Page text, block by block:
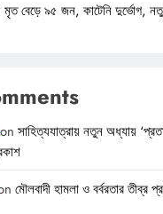
বেড়ে ৯৫ জন, কাটেনি দুর্ভোগ,
on সাহিত্যযাত্রায় নতুন অধ্যায়
মৌলবাদী হামলা ও বর্বরতার তীব্র